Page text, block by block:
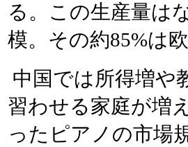
る。この生産量は
模。その約85%は
中国では所得増や
習わせる家庭が増
ったピアノの市場